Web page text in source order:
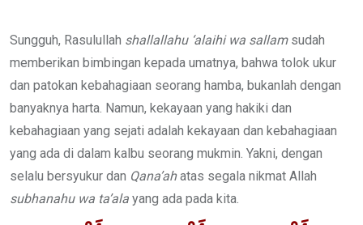
Sungguh, Rasulullah shallallahu ‘alaihi wa sallamsudah
memberikan bimbingan kepada umatnya, bahwa tolok ukur
dan patokan kebahagiaan seorang hamba, bukanlah dengan
banyaknya harta. Namun, kekayaan yang hakiki dan
kebahagiaan yang sejati adalah kekayaan dan kebahagiaan
yang ada di dalam kalbu seorang mukmin. Yakni, dengan
selalu bersyukur dan Qana’ahatas segala nikmat Allah
subhanahu wa ta’ala yang ada pada kita.